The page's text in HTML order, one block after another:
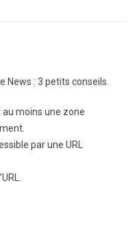
News : 3 petits conseils.
moins une zone
par une URL